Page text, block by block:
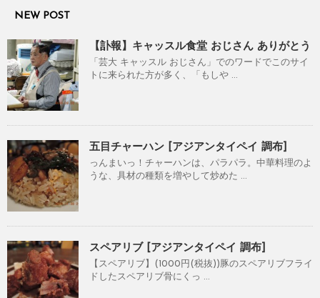
NEW POST
【訃報】キャッスル食堂 おじさん ありがとう
「芸大 キャッスル おじさん」でのワードでこのサイ
トに来られた方が多く、「もしや ...
五目チャーハン [アジアンタイペイ 調布]
っんまいっ！チャーハンは、パラパラ。中華料理のよ
うな、具材の種類を増やして炒めた ...
スペアリブ [アジアンタイペイ 調布]
【スペアリブ】(1000円(税抜))豚のスペアリブフライ
ドしたスペアリブ骨にくっ ...